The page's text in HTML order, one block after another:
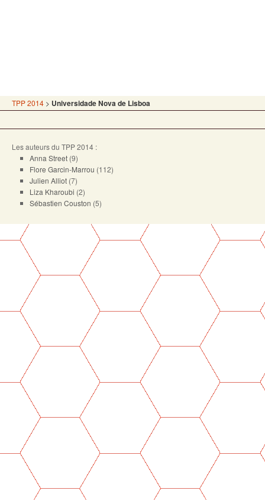
TPP 2014 > Universidade Nova de Lisboa
Les auteurs du TPP 2014 :
Anna Street (9)
Flore Garcin-Marrou (112)
Julien Alliot (7)
Liza Kharoubi (2)
Sébastien Couston (5)